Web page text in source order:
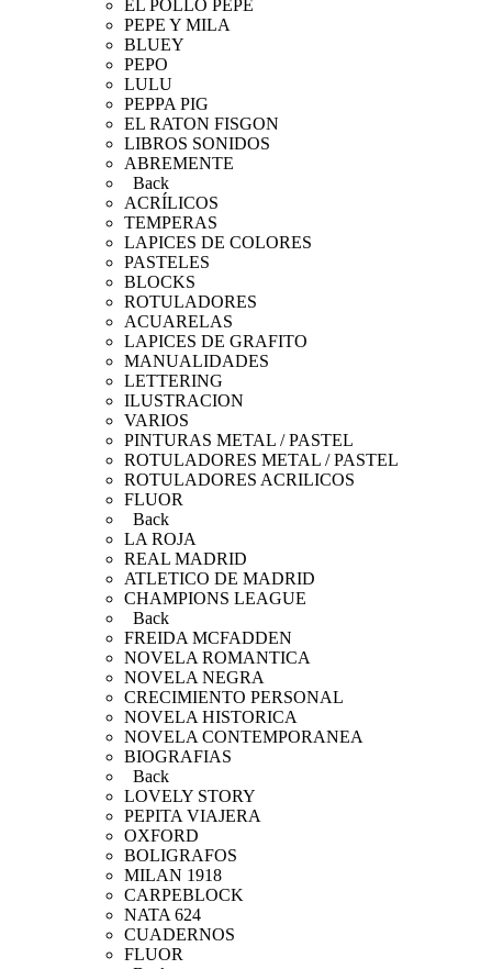
EL POLLO PEPE
PEPE Y MILA
BLUEY
PEPO
LULU
PEPPA PIG
EL RATON FISGON
LIBROS SONIDOS
ABREMENTE
Back
ACRÍLICOS
TEMPERAS
LAPICES DE COLORES
PASTELES
BLOCKS
ROTULADORES
ACUARELAS
LAPICES DE GRAFITO
MANUALIDADES
LETTERING
ILUSTRACION
VARIOS
PINTURAS METAL / PASTEL
ROTULADORES METAL / PASTEL
ROTULADORES ACRILICOS
FLUOR
Back
LA ROJA
REAL MADRID
ATLETICO DE MADRID
CHAMPIONS LEAGUE
Back
FREIDA MCFADDEN
NOVELA ROMANTICA
NOVELA NEGRA
CRECIMIENTO PERSONAL
NOVELA HISTORICA
NOVELA CONTEMPORANEA
BIOGRAFIAS
Back
LOVELY STORY
PEPITA VIAJERA
OXFORD
BOLIGRAFOS
MILAN 1918
CARPEBLOCK
NATA 624
CUADERNOS
FLUOR